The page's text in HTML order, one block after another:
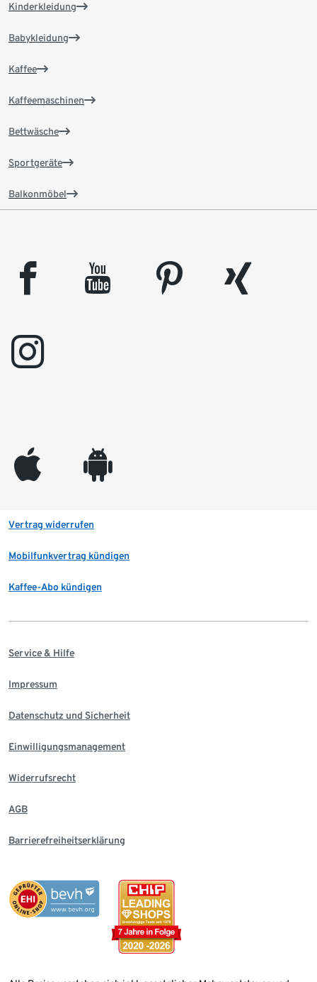
Kinderkleidung
Babykleidung
Kaffee
Kaffeemaschinen
Bettwäsche
Sportgeräte
Balkonmöbel
facebook youtube pinterest
xing
instagram
appleinc android
Vertrag widerrufen
Mobilfunkvertrag kündigen
Kaffee-Abo kündigen
Service & Hilfe
Impressum
Datenschutz und Sicherheit
Einwilligungsmanagement
Widerrufsrecht
AGB
Barrierefreiheitserklärung